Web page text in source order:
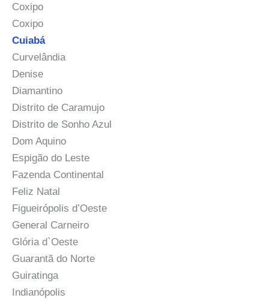
Coxipo
Coxipo
Cuiabá
Curvelândia
Denise
Diamantino
Distrito de Caramujo
Distrito de Sonho Azul
Dom Aquino
Espigão do Leste
Fazenda Continental
Feliz Natal
Figueirópolis d’Oeste
General Carneiro
Glória d`Oeste
Guarantã do Norte
Guiratinga
Indianópolis